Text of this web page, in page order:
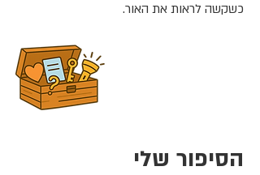
כשקשה לראות את האור.
הסיפור שלי